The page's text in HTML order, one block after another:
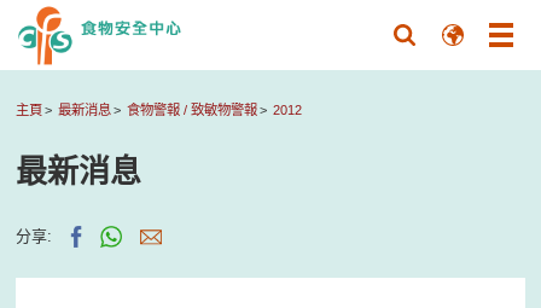
主頁 最新消息 食物警報 / 致敏物警報 2012
最新消息
分享: